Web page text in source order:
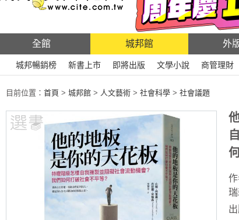
全館 城邦館 外
城邦暢銷榜 新書上市 即將出版 文學小說 商管理財
目前位置： 首頁 > 城邦館 > 人文藝術 > 社會科學 > 社會議題
作
出